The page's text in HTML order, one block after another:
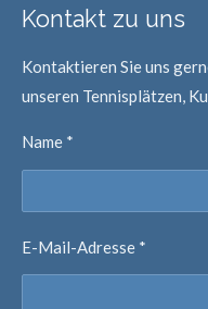
Kontakt zu uns
Kontaktieren Sie uns
unseren Tennisplätzen,
Name *
E-Mail-Adresse *